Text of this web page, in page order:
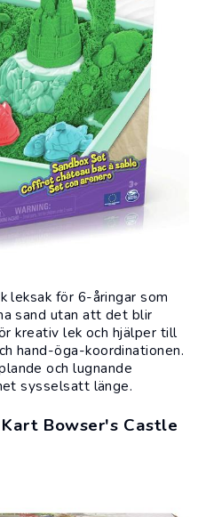
leksak för 6-åringar som
sand utan att det blir
kreativ lek och hjälper till
hand-öga-koordinationen.
och lugnande
sysselsatt länge.
Bowser's Castle